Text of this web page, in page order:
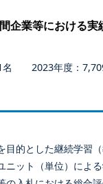
企業等における実
2023年度：
的とした継続学習
ット（単位）によ